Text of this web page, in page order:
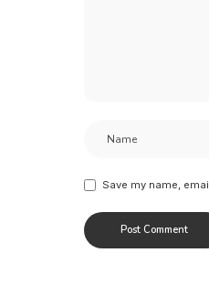
Save my name,